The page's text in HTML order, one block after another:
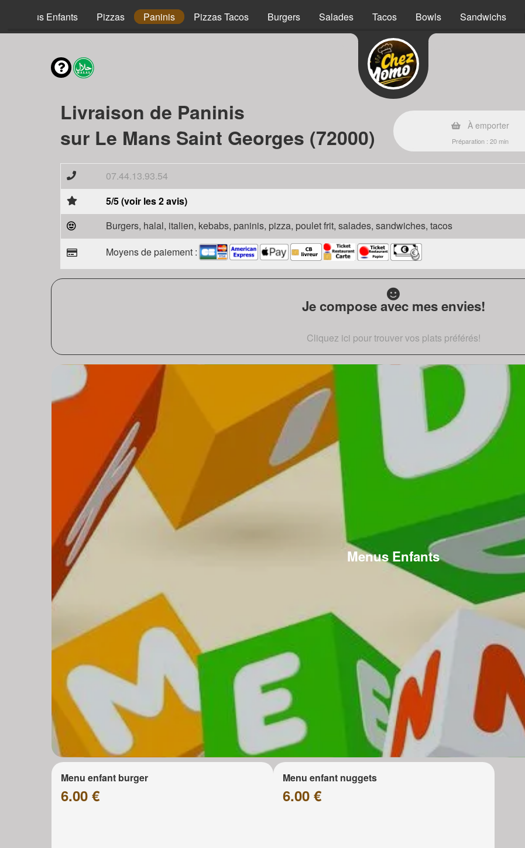
Menus Enfants Pizzas Paninis Pizzas Tacos Burgers Salades Tacos Bowls Sandwichs
Livraison de Paninis
sur Le Mans Saint Georges (72000)
À emporter
Préparation : 20 min
07.44.13.93.54
5/5 (voir les 2 avis)
Burgers, halal, italien, kebabs, paninis, pizza, poulet frit, salades, sandwiches, tacos
Moyens de paiement :
Je compose avec mes envies!
Cliquez ici pour trouver vos plats préférés!
Menus Enfants
Menu enfant burger
6.00 €
Menu enfant nuggets
6.00 €